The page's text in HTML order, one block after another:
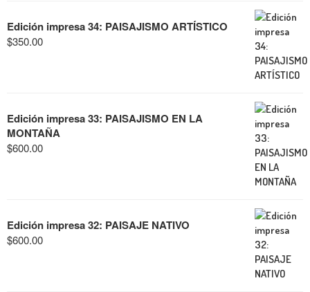
Edición impresa 34: PAISAJISMO ARTÍSTICO
$350.00
Edición impresa 33: PAISAJISMO EN LA
MONTAÑA
$600.00
Edición impresa 32: PAISAJE NATIVO
$600.00